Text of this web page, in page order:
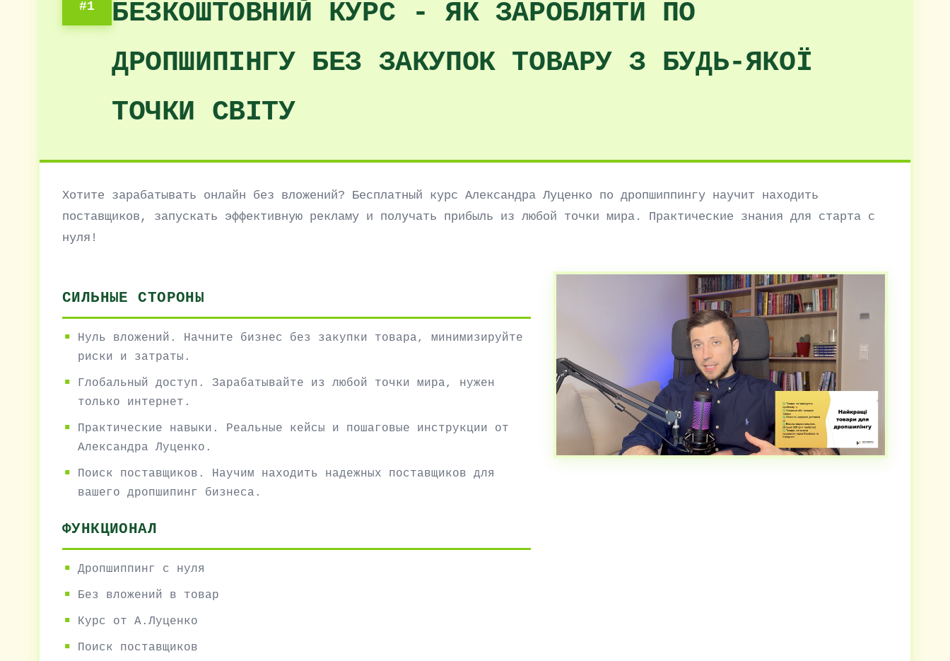
#1
БЕЗКОШТОВНИЙ КУРС - ЯК ЗАРОБЛЯТИ ПО
ДРОПШИПІНГУ БЕЗ ЗАКУПОК ТОВАРУ З БУДЬ-ЯКОЇ
ТОЧКИ СВІТУ
Хотите зарабатывать онлайн без вложений? Бесплатный курс Александра Луценко по дропшиппингу научит находить
поставщиков, запускать эффективную рекламу и получать прибыль из любой точки мира. Практические знания для старта с
нуля!
СИЛЬНЫЕ СТОРОНЫ
Нуль вложений. Начните бизнес без закупки товара, минимизируйте
риски и затраты.
Глобальный доступ. Зарабатывайте из любой точки мира, нужен
только интернет.
Практические навыки. Реальные кейсы и пошаговые инструкции от
Александра Луценко.
Поиск поставщиков. Научим находить надежных поставщиков для
вашего дропшипинг бизнеса.
ФУНКЦИОНАЛ
Дропшиппинг с нуля
Без вложений в товар
Курс от А.Луценко
Поиск поставщиков